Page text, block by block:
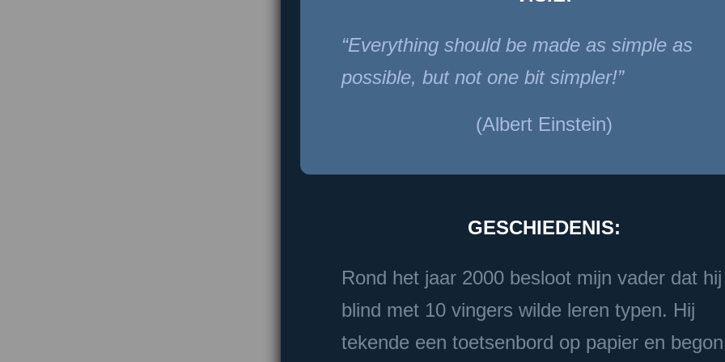
Everything should be made as simple as
possible, but not one bit simpler!
(Albert Einstein)
GESCHIEDENIS:
Rond het jaar 2000 besloot mijn vader dat hij
blind met 10 vingers wilde leren typen. Hij
tekende een toetsenbord op papier en